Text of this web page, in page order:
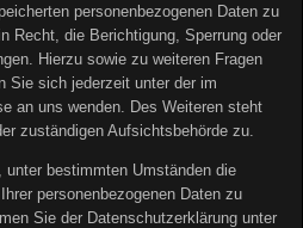
personenbezogenen Daten zu
Recht, die Berichtigung, Sperrung oder
Hierzu sowie zu weiteren Fragen
Sie sich jederzeit unter der im
an uns wenden. Des Weiteren steht
zuständigen Aufsichtsbehörde zu.
bestimmten Umständen die
personenbezogenen Daten zu
Sie der Datenschutzerklärung unter